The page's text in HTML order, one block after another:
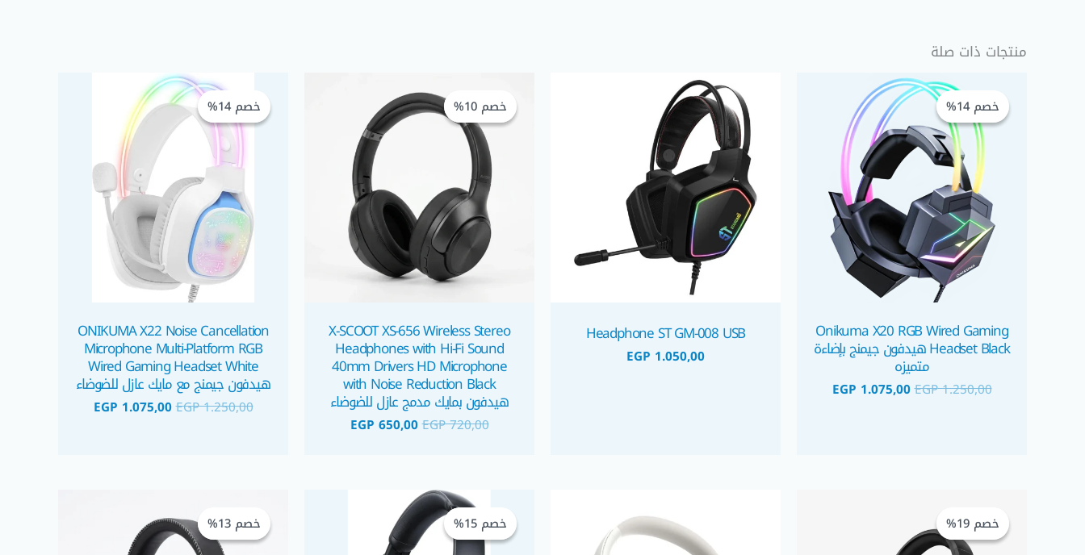
منتجات ذات صلة
خصم 14%
خصم 14%
Onikuma X20 RGB Wired Gaming
Headset Black هيدفون جيمنج بإضاءة
متميزه
EGP1.250,00
السعر
الأصلي
هو:
EGP 1.250,00.
EGP 1.075,00
Headphone ST GM-008 USB
EGP 1.050,00
خصم 10%
خصم 10%
X-SCOOT XS-656 Wireless Stereo
Headphones with Hi-Fi Sound
40mm Drivers HD Microphone
with Noise Reduction Black
هيدفون بمايك مدمج عازل للضوضاء
EGP720,00
الأصلي
هو:
EGP 720,00.
EGP 650,00
خصم 14%
خصم 14%
ONIKUMA X22 Noise Cancellation
Microphone Multi-Platform RGB
Wired Gaming Headset White
هيدفون جيمنج مع مايك عازل للضوضاء
EGP1.250,00
السعر
الأصلي
هو:
EGP 1.250,00.
EGP 1.075,00
خصم 19%
خصم 19%
EGP 800,00.
خصم 15%
خصم 15%
السعر
الأصلي
هو:
EGP 1.880,00.
EGP 1.600,00.
خصم 13%
خصم 13% هو:
EGP 750,00.